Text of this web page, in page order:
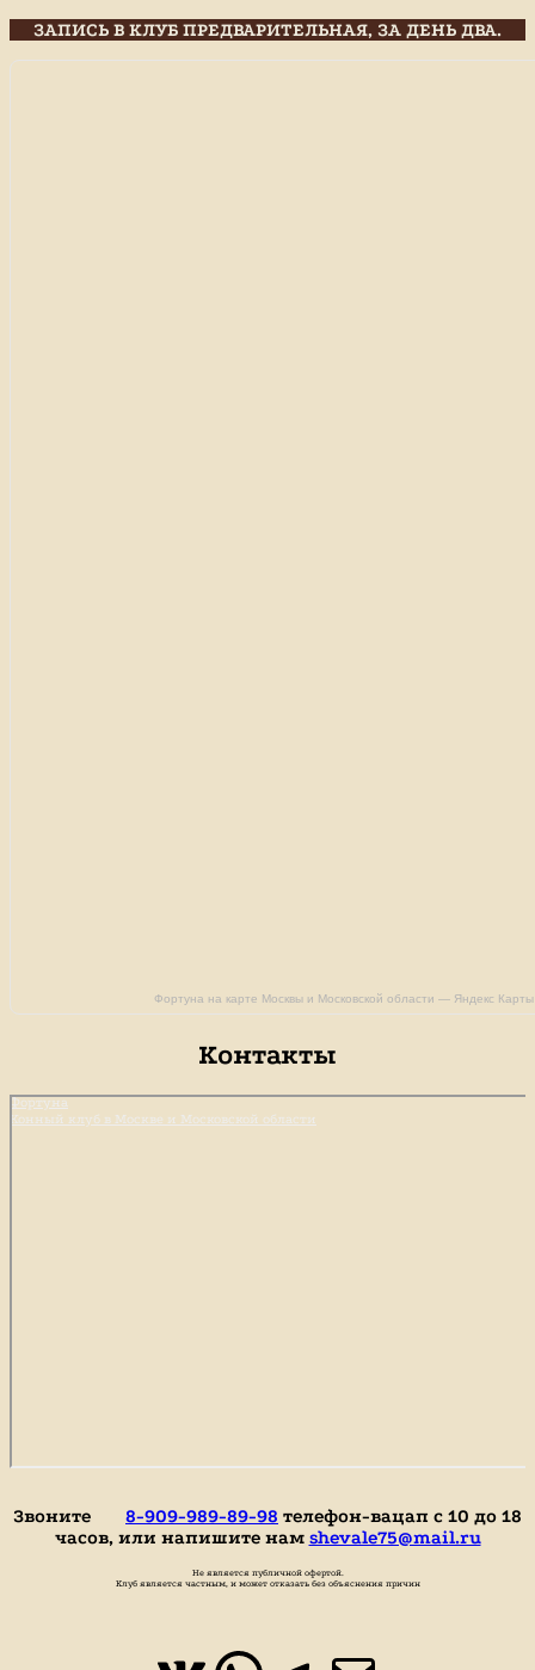
ЗАПИСЬ В КЛУБ ПРЕДВАРИТЕЛЬНАЯ, ЗА ДЕНЬ ДВА.
Фортуна на карте Москвы и Московской области — Яндекс Карты
Контакты
Фортуна
Конный клуб в Москве и Московской области
Звоните 8-909-989-89-98 телефон-вацап с 10 до 18
часов, или напишите нам shevale75@mail.ru
Не является публичной офертой.
Клуб является частным, и может отказать без объяснения причин